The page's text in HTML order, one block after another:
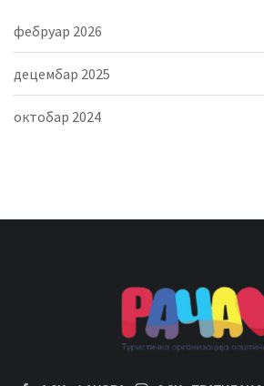
фебруар 2026
децембар 2025
октобар 2024